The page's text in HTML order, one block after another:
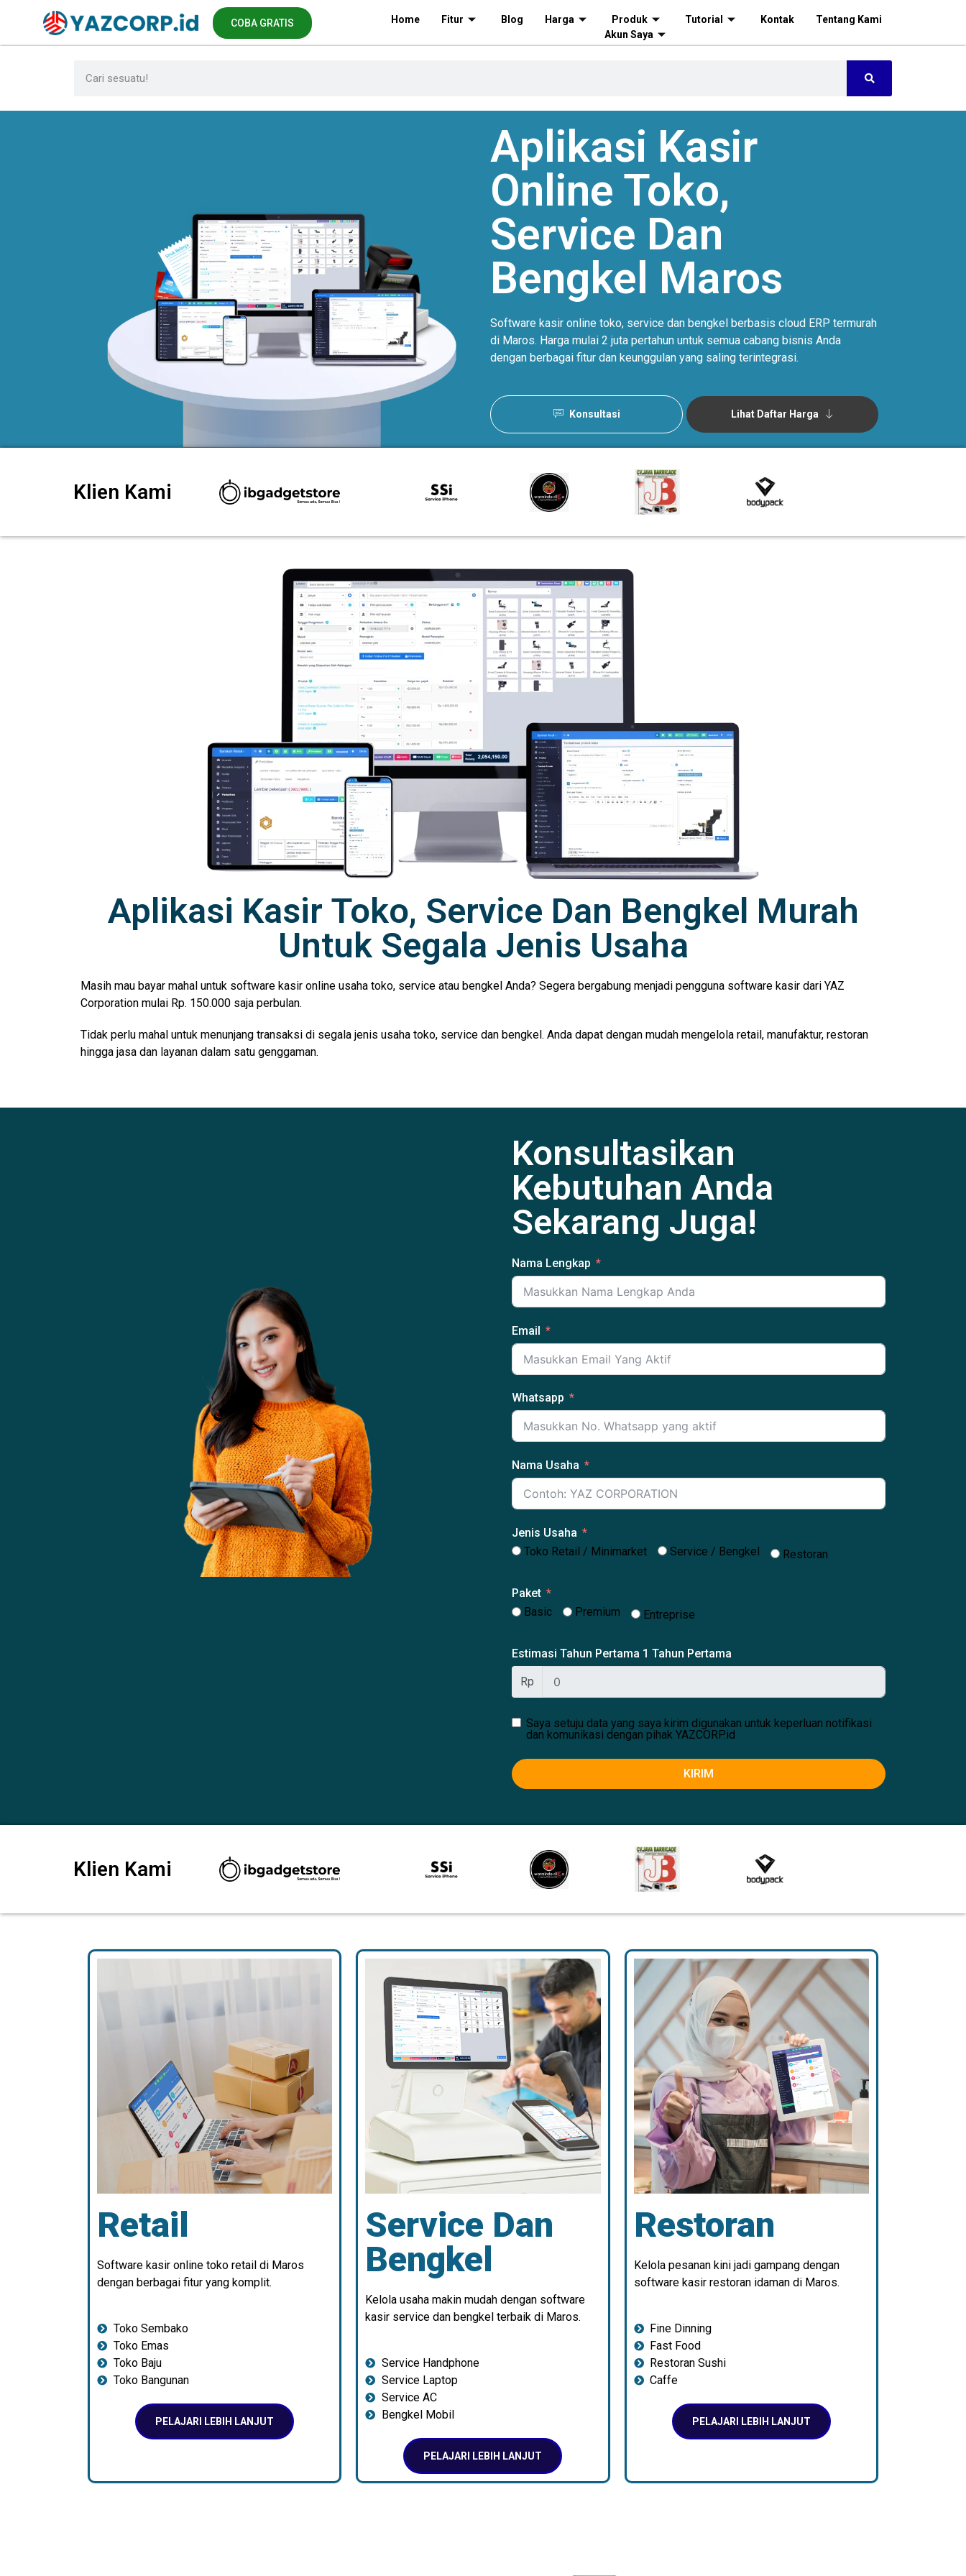
COBA GRATIS Home Fitur Blog Harga Produk Tutorial Kontak
Tentang Kami
Akun Saya
Aplikasi Kasir
Online Toko,
Service Dan
Bengkel Maros
Software kasir online toko, service dan bengkel berbasis cloud ERP termurah
di Maros. Harga mulai 2 juta pertahun untuk semua cabang bisnis Anda
dengan berbagai fitur dan keunggulan yang saling terintegrasi.
Konsultasi Lihat Daftar Harga
Klien Kami
Aplikasi Kasir Toko, Service Dan Bengkel Murah
Untuk Segala Jenis Usaha
Masih mau bayar mahal untuk software kasir online usaha toko, service atau bengkel Anda? Segera bergabung menjadi pengguna software kasir dari YAZ
Corporation mulai Rp. 150.000 saja perbulan.
Tidak perlu mahal untuk menunjang transaksi di segala jenis usaha toko, service dan bengkel. Anda dapat dengan mudah mengelola retail, manufaktur, restoran
hingga jasa dan layanan dalam satu genggaman.
Konsultasikan
Kebutuhan Anda
Sekarang Juga!
Nama Lengkap
Email
Whatsapp
Nama Usaha
Jenis Usaha
Toko Retail / Minimarket
Service / Bengkel Restoran
Paket
Basic
Premium Entreprise
Estimasi Tahun Pertama 1 Tahun Pertama
Rp
Saya setuju data yang saya kirim digunakan untuk keperluan notifikasi
dan komunikasi dengan pihak YAZCORP.id
KIRIM
Klien Kami
Retail
Software kasir online toko retail di Maros
dengan berbagai fitur yang komplit.
Toko Sembako
Toko Emas
Toko Baju
Toko Bangunan
PELAJARI LEBIH LANJUT
Service Dan
Bengkel
Kelola usaha makin mudah dengan software
kasir service dan bengkel terbaik di Maros.
Service Handphone
Service Laptop
Service AC
Bengkel Mobil
PELAJARI LEBIH LANJUT
Restoran
Kelola pesanan kini jadi gampang dengan
software kasir restoran idaman di Maros.
Fine Dinning
Fast Food
Restoran Sushi
Caffe
PELAJARI LEBIH LANJUT